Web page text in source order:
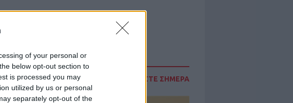
of your personal or
below opt-out section to
is processed you may
utilized by us or personal
separately opt-out of the
ΔΙΑΒΑΣΤΕ ΣΗΜΕΡΑ